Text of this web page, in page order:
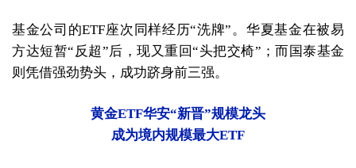
基金公司的ETF座次同样经历“洗牌”。华夏基金在被易
方达短暂“反超”后，现又重回“头把交椅”；而国泰基金
则凭借强劲势头，成功跻身前三强。
黄金ETF华安“新晋”规模龙头
成为境内规模最大ETF